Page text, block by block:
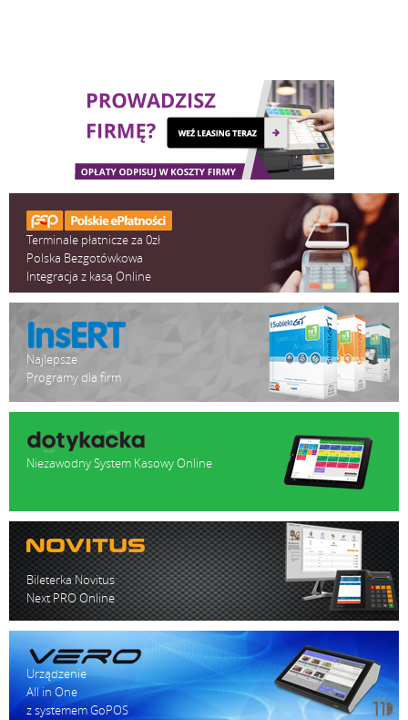
Terminale płatnicze za 0zł
Polska Bezgotówkowa
Integracja z kasą Online
Najlepsze
Programy dla firm
Niezawodny System Kasowy Online
Bileterka Novitus
Next PRO Online
Urządzenie
All in One
z systemem GoPOS